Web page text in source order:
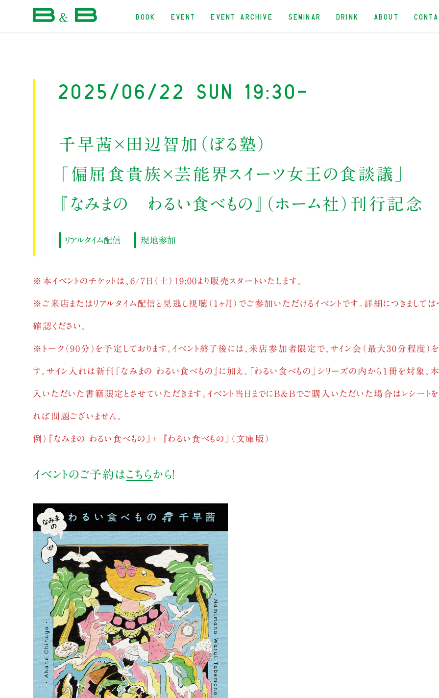
BOOK EVENT EVENT ARCHIVE SEMINAR DRINK ABOUT
2025/06/22 Sun 19:30-
千早茜×田辺智加（ぼる塾）
「偏屈食貴族×芸能界スイーツ女王の食談議」
『なみまの わるい食べもの』（ホーム社）刊行記念
リアルタイム配信 現地参加
※本イベントのチケットは、6/7日（土）19:00より販売スタートいたします。
※ご来店またはリアルタイム配信と見逃し視聴（1ヶ月）でご参加いただけるイベントです。詳細につきまして
確認ください。
※トーク（90分）を予定しております。イベント終了後には、来店参加者限定で、サイン会（最大30分程度）
す。サイン入れは新刊『なみまの わるい食べもの』に加え、「わるい食べもの」シリーズの内から１冊を対象
入いただいた書籍限定とさせていただきます。イベント当日までにB&Bでご購入いただいた場合はレシート
れば問題ございません。
例）『なみまの わるい食べもの』＋ 『わるい食べもの』（文庫版）
イベントのご予約はこちらから！